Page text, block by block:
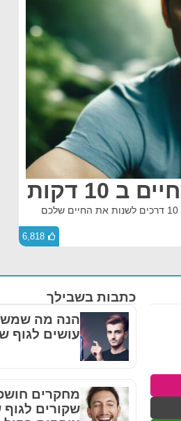
"גם מסע של אלף קילומטרים מתחיל בצעד אחד." הנה 10 דרכים לשנות את החיים שלכם
6,818
כתבות בשבילך
הנה מה
עושים לגוף
שקורים